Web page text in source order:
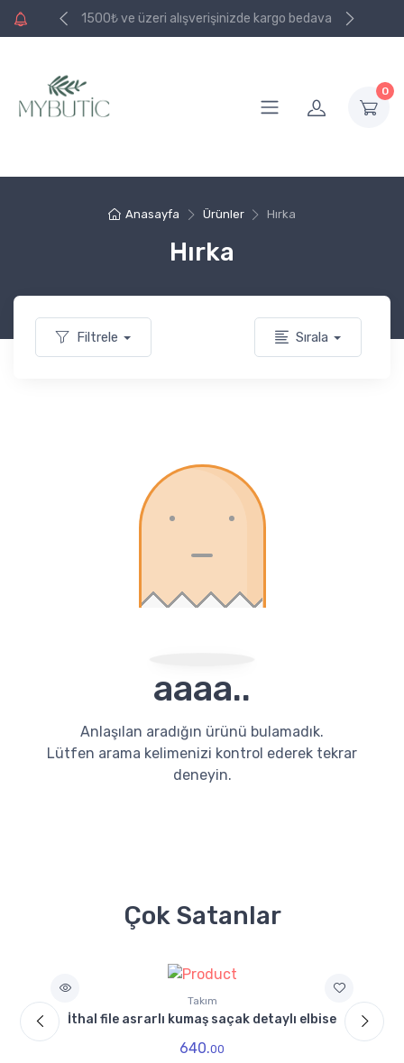
bedava 1500₺ ve üzeri alışverişinizde kargo bedava
0
Anasayfa Ürünler Hırka
Hırka
Filtrele Sırala
aaaa..
Anlaşılan aradığın ürünü bulamadık.
Lütfen arama kelimenizi kontrol ederek tekrar
deneyin.
Çok Satanlar
Takım
İthal file asrarlı kumaş saçak detaylı elbise
640.00